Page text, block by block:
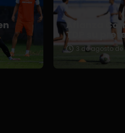
Afianza
TDP su
3 de agosto de